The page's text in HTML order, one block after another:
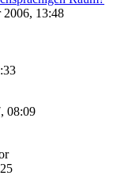
13:48
08:09